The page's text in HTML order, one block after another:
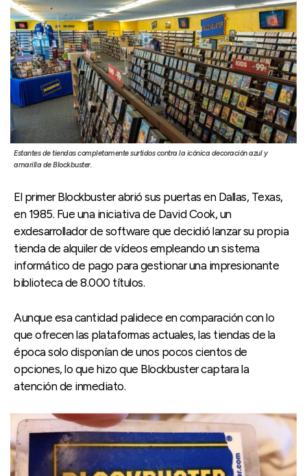
Estantes de tiendas completamente surtidos contra la icónica decoración azul y
amarilla de Blockbuster.
El primer Blockbuster abrió sus puertas en Dallas, Texas,
en 1985. Fue una iniciativa de David Cook, un
exdesarrollador de software que decidió lanzar su propia
tienda de alquiler de vídeos empleando un sistema
informático de pago para gestionar una impresionante
biblioteca de 8.000 títulos.
Aunque esa cantidad palidece en comparación con lo
que ofrecen las plataformas actuales, las tiendas de la
época solo disponían de unos pocos cientos de
opciones, lo que hizo que Blockbuster captara la
atención de inmediato.